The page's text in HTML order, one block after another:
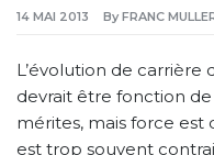
14 MAI 2013 By FRANC
L’évolution de carrière
devrait être fonction
mérites, mais force est
est trop souvent